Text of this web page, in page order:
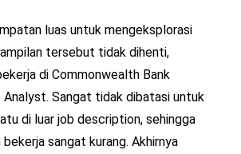
luas untuk mengeksplorasi
tersebut tidak dihenti,
di Commonwealth Bank
Analyst. Sangat tidak dibatasi untuk
di luar job description, sehingga
sangat kurang. Akhirnya